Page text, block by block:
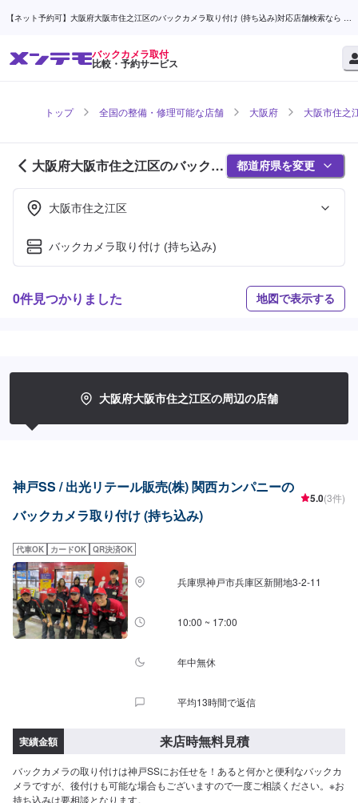
【ネット予約可】大阪府大阪市住之江区のバックカメラ取り付け (持ち込み)対応店舗検索なら (1
バックカメラ取付
比較・予約サービス
トップ 全国の整備・修理可能な店舗 大阪府 大阪市住之
大阪府大阪市住之江区のバックカ
メラ取付対応店舗紹介 (1ページ
目)
都道府県を変更
大阪市住之江区
バックカメラ取り付け (持ち込み)
0件見つかりました 地図で表示する
大阪府大阪市住之江区の周辺の店舗
神戸SS / 出光リテール販売(株) 関西カンパニーの
バックカメラ取り付け (持ち込み)
5.0(3件)
代車OK カードOK QR決済OK
兵庫県神戸市兵庫区新開地3-2-11
10:00 ~ 17:00
年中無休
平均13時間で返信
実績金額 来店時無料見積
バックカメラの取り付けは神戸SSにお任せを！あると何かと便利なバックカ
メラですが、後付けも可能な場合もございますので一度ご相談ください。※お
持ち込みは要相談となります。